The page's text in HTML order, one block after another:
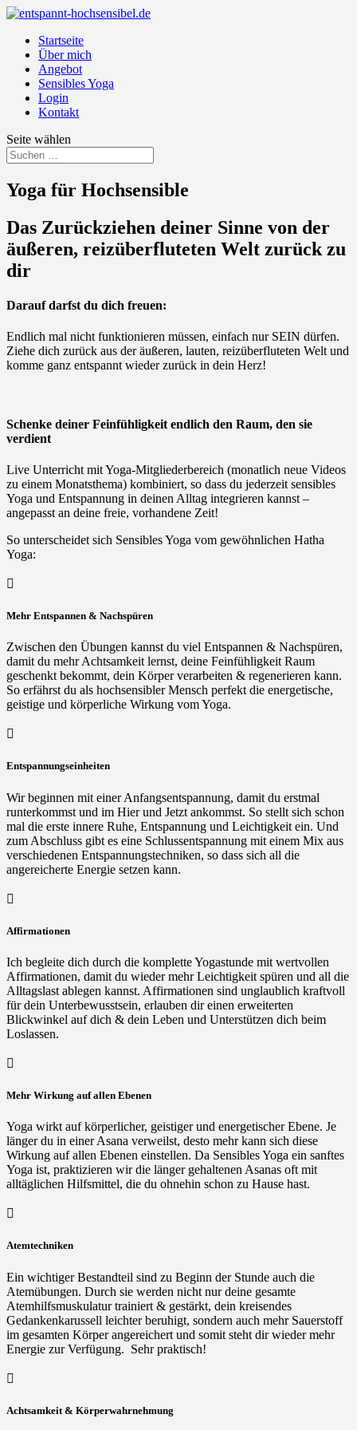
Startseite
Über mich
Angebot
Sensibles Yoga
Login
Kontakt
Seite wählen
Yoga für Hochsensible
Das Zurückziehen deiner Sinne von der
äußeren, reizüberfluteten Welt zurück zu
dir
Darauf darfst du dich freuen:
Endlich mal nicht funktionieren müssen, einfach nur SEIN dürfen.
Ziehe dich zurück aus der äußeren, lauten, reizüberfluteten Welt und
komme ganz entspannt wieder zurück in dein Herz!
Schenke deiner Feinfühligkeit endlich den Raum, den sie
verdient
Live Unterricht mit Yoga-Mitgliederbereich (monatlich neue Videos
zu einem Monatsthema) kombiniert, so dass du jederzeit sensibles
Yoga und Entspannung in deinen Alltag integrieren kannst –
angepasst an deine freie, vorhandene Zeit!
So unterscheidet sich Sensibles Yoga vom gewöhnlichen Hatha
Yoga:

Mehr Entspannen & Nachspüren
Zwischen den Übungen kannst du viel Entspannen & Nachspüren,
damit du mehr Achtsamkeit lernst, deine Feinfühligkeit Raum
geschenkt bekommt, dein Körper verarbeiten & regenerieren kann.
So erfährst du als hochsensibler Mensch perfekt die energetische,
geistige und körperliche Wirkung vom Yoga.

Entspannungseinheiten
Wir beginnen mit einer Anfangsentspannung, damit du erstmal
runterkommst und im Hier und Jetzt ankommst. So stellt sich schon
mal die erste innere Ruhe, Entspannung und Leichtigkeit ein. Und
zum Abschluss gibt es eine Schlussentspannung mit einem Mix aus
verschiedenen Entspannungstechniken, so dass sich all die
angereicherte Energie setzen kann.

Affirmationen
Ich begleite dich durch die komplette Yogastunde mit wertvollen
Affirmationen, damit du wieder mehr Leichtigkeit spüren und all die
Alltagslast ablegen kannst. Affirmationen sind unglaublich kraftvoll
für dein Unterbewusstsein, erlauben dir einen erweiterten
Blickwinkel auf dich & dein Leben und Unterstützen dich beim
Loslassen.

Mehr Wirkung auf allen Ebenen
Yoga wirkt auf körperlicher, geistiger und energetischer Ebene. Je
länger du in einer Asana verweilst, desto mehr kann sich diese
Wirkung auf allen Ebenen einstellen. Da Sensibles Yoga ein sanftes
Yoga ist, praktizieren wir die länger gehaltenen Asanas oft mit
alltäglichen Hilfsmittel, die du ohnehin schon zu Hause hast.

Atemtechniken
Ein wichtiger Bestandteil sind zu Beginn der Stunde auch die
Atemübungen. Durch sie werden nicht nur deine gesamte
Atemhilfsmuskulatur trainiert & gestärkt, dein kreisendes
Gedankenkarussell leichter beruhigt, sondern auch mehr Sauerstoff
im gesamten Körper angereichert und somit steht dir wieder mehr
Energie zur Verfügung. Sehr praktisch!

Achtsamkeit & Körperwahrnehmung